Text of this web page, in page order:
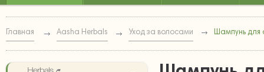
Главная Aasha Herbals Уход за волосами Шампунь для